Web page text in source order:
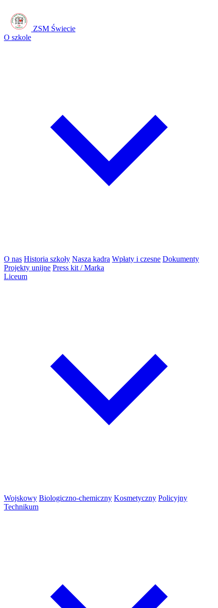
ZSM Świecie
O szkole
O nas Historia szkoły Nasza kadra Wpłaty i czesne Dokumenty
Projekty unijne Press kit / Marka
Liceum
Wojskowy Biologiczno-chemiczny Kosmetyczny Policyjny
Technikum